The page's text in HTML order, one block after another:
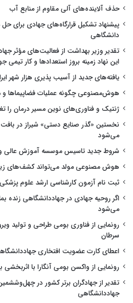
حذف آلاینده‌های آلی مقاوم از منابع آب
پیشنهاد تشکیل قرارگاه‌های جهادی برای
دانشگاهی
تقدیر وزیر بهداشت از فعالیت‌های مؤثر
این نهاد زمینه بروز استعدادها و کار تیمی
یافته‌های جدید از آسیب پذیری هزار شهر
هوش‌مصنوعی چگونه عملیات فضاپیماها و
ژنتیک و فناوری‌های نوین مسیر درمان را
نخستین «گذر صنایع دستی» شیراز در بافت
می‌شود
شروط جدید تاسیس موسسه آموزش عالی
هوش مصنوعی مولد می‌تواند کشف‌های
ثبت نام آزمون کارشناسی ارشد علوم
اگر روحیه جهادی در جهاددانشگاهی زنده
می‌شود
رونمایی از فناوری بومی طراحی و تولید
سرطان
اعطای کارت عضویت افتخاری
رونمایی از واکسن بومی آنگارا با اثربخشی بیش از
تقدیر از جهادگران برتر کشور در
جهاددانشگاهی